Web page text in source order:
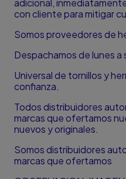
adicional,
con cliente para mitigar
Somos proveedores de
Despachamos de lunes a
Universal de tornillos y
confianza.
Todos distribuidores
marcas que ofertamos
nuevos y originales.
Somos distribuidores
marcas que ofertamos